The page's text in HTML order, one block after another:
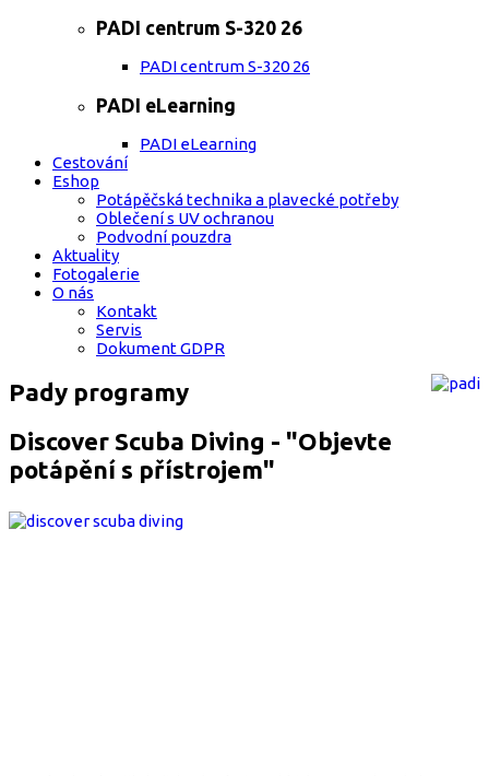
PADI centrum S-320 26
PADI centrum S-320 26
PADI eLearning
PADI eLearning
Cestování
Eshop
Potápěčská technika a plavecké potřeby
Oblečení s UV ochranou
Podvodní pouzdra
Aktuality
Fotogalerie
O nás
Kontakt
Servis
Dokument GDPR
Pady programy
Discover Scuba Diving - "Objevte
potápění s přístrojem"